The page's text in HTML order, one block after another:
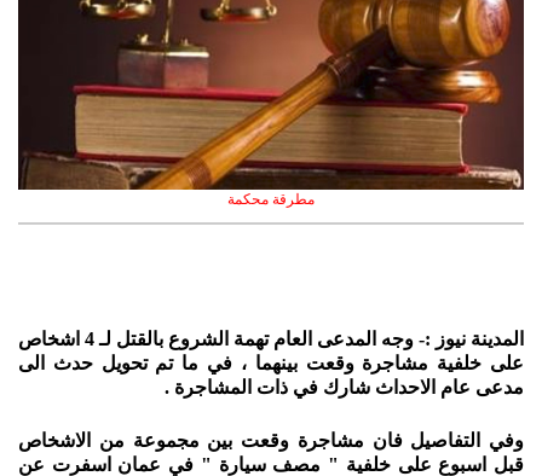
مطرقة محكمة
المدينة نيوز :- وجه المدعى العام تهمة الشروع بالقتل لـ 4 اشخاص
على خلفية مشاجرة وقعت بينهما ، في ما تم تحويل حدث الى
مدعى عام الاحداث شارك في ذات المشاجرة .
وفي التفاصيل فان مشاجرة وقعت بين مجموعة من الاشخاص
قبل اسبوع على خلفية " مصف سيارة " في عمان اسفرت عن